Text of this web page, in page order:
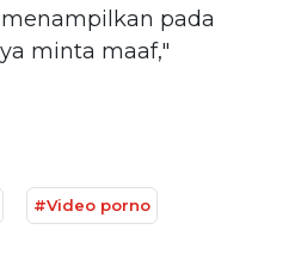
pada
minta maaf,"
#Video porno